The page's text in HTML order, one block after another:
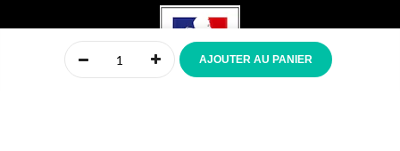
Accueil Mon panier
AJOUTER AU PANIER